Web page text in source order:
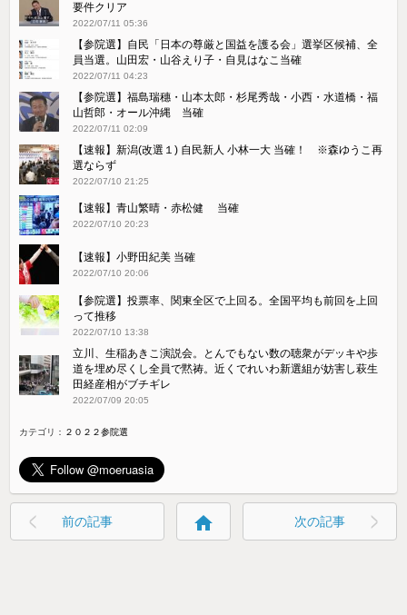
要件クリア
2022/07/11 05:36
【参院選】自民「日本の尊厳と国益を護る会」選挙区候補、全
員当選。山田宏・山谷えり子・自見はなこ当確
2022/07/11 04:23
【参院選】福島瑞穗・山本太郎・杉尾秀哉・小西・水道橋・福
山哲郎・オール沖縄 当確
2022/07/11 02:09
【速報】新潟(改選１) 自民新人 小林一大 当確！ ※森ゆうこ再
選ならず
2022/07/10 21:25
【速報】青山繁晴・赤松健 当確
2022/07/10 20:23
【速報】小野田紀美 当確
2022/07/10 20:06
【参院選】投票率、関東全区で上回る。全国平均も前回を上回
って推移
2022/07/10 13:38
立川、生稲あきこ演説会。とんでもない数の聴衆がデッキや歩
道を埋め尽くし全員で黙祷。近くでれいわ新選組が妨害し萩生
田経産相がブチギレ
2022/07/09 20:05
カテゴリ： ２０２２参院選
前の記事 home 次の記事